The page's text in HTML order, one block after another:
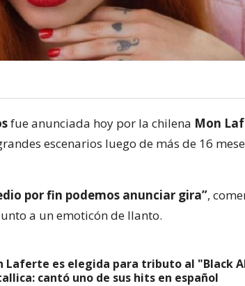
fue anunciada hoy por la chilena Mon
escenarios luego de más de 16
por fin podemos anunciar gira”,
a un emoticón de llanto.
Laferte es elegida para tributo al "Black
cantó uno de sus hits en español